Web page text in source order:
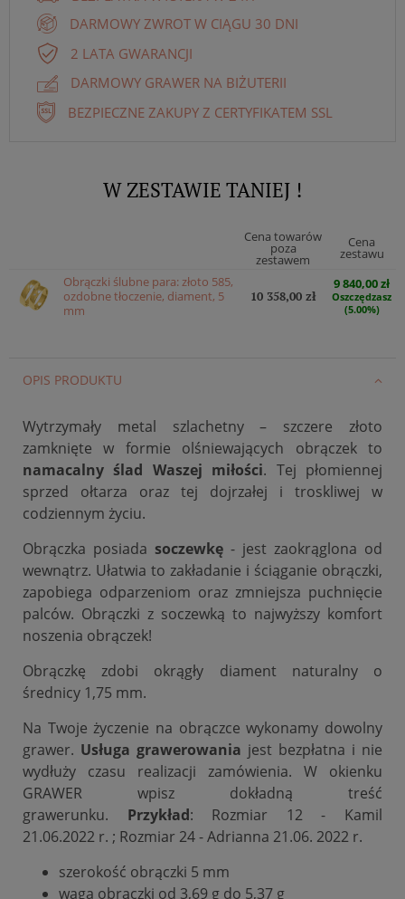
DARMOWY ZWROT W CIĄGU 30 DNI
2 LATA GWARANCJI
DARMOWY GRAWER NA BIŻUTERII
BEZPIECZNE ZAKUPY Z CERTYFIKATEM SSL
W ZESTAWIE TANIEJ !
Cena towarów
poza
zestawem
Cena
zestawu
Obrączki ślubne para: złoto 585,
ozdobne tłoczenie, diament, 5
mm
10 358,00 zł
9 840,00 zł
Oszczędzasz
(5.00%)
OPIS PRODUKTU
Wytrzymały metal szlachetny – szczere złoto
zamknięte w formie olśniewających obrączek to
namacalny ślad Waszej miłości. Tej płomiennej
sprzed ołtarza oraz tej dojrzałej i troskliwej w
codziennym życiu.
Obrączka posiada soczewkę - jest zaokrąglona od
wewnątrz. Ułatwia to zakładanie i ściąganie obrączki,
zapobiega odparzeniom oraz zmniejsza puchnięcie
palców. Obrączki z soczewką to najwyższy komfort
noszenia obrączek!
Obrączkę zdobi okrągły diament naturalny o
średnicy 1,75 mm.
Na Twoje życzenie na obrączce wykonamy dowolny
grawer. Usługa grawerowania jest bezpłatna i nie
wydłuży czasu realizacji zamówienia. W okienku
GRAWER wpisz dokładną treść
grawerunku.
Przykład: Rozmiar 12 - Kamil
21.06.2022 r. ; Rozmiar 24 - Adrianna 21.06. 2022 r.
szerokość obrączki 5 mm
waga obrączki od 3,69 g do 5,37 g